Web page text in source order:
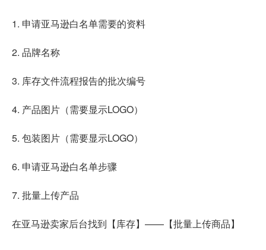
1. 申请亚马逊白名单需要的资料
2. 品牌名称
3. 库存文件流程报告的批次编号
4. 产品图片（需要显示LOGO）
5. 包装图片（需要显示LOGO）
6. 申请亚马逊白名单步骤
7. 批量上传产品
在亚马逊卖家后台找到【库存】——【批量上传商品】